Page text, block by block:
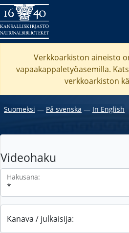
Verkkoarkiston aineisto
vapaakappaletyöasemilla.
verkkoarkiston
Suomeksi ― På svenska ― In English
Videohaku
Hakusana:
Kanava / julkaisija: